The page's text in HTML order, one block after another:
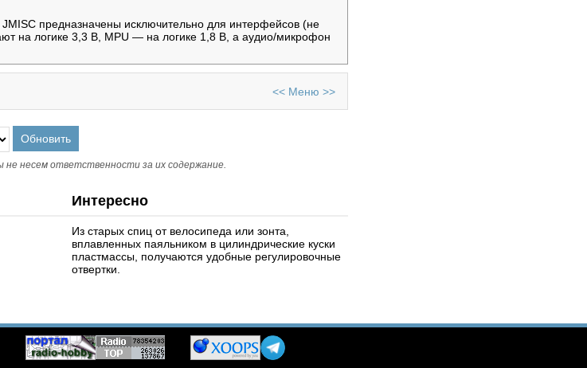
предназначены исключительно для интерфейсов (не
на логике 3,3 В, MPU — на логике 1,8 В, а аудио/микрофон
<< Меню >>
несем ответственности за их содержание.
Интересно
Из старых спиц от велосипеда или зонта,
вплавленных паяльником в цилиндрические куски
пластмассы, получаются удобные регулировочные
отвертки.